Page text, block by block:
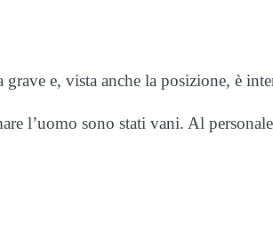
e, vista anche la posizione, è
l’uomo sono stati vani. Al